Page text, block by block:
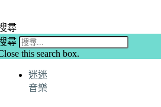
尋
尋
this search box.
迷迷
音樂